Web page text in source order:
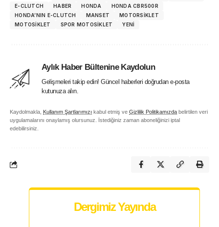
E-CLUTCH
HABER HONDA
HONDA CBR500R
HONDA’NIN E-CLUTCH
MANSET
MOTORSIKLET
MOTOSIKLET
SPOR MOTOSIKLET YENI
Aylık Haber Bültenine Kaydolun
Gelişmeleri takip edin! Güncel haberleri doğrudan e-posta
kutunuza alın.
Kaydolmakla, Kullanım Şartlarımızı kabul etmiş ve Gizlilik Politikamızda belirtilen veri
uygulamalarını onaylamış olursunuz. İstediğiniz zaman aboneliğinizi iptal
edebilirsiniz.
Dergimiz Yayında